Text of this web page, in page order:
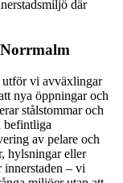
där
Norrmalm
utför vi avväxlingar
nya öppningar och
stålstommar och
befintliga
av pelare och
hylsningar eller
innerstaden – vi